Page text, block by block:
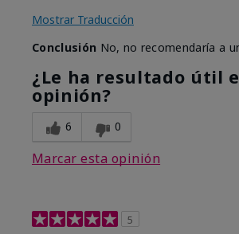
Mostrar Traducción
Conclusión No, no recomendaría a
¿Le ha resultado útil
opinión?
6 0
Marcar esta opinión
5